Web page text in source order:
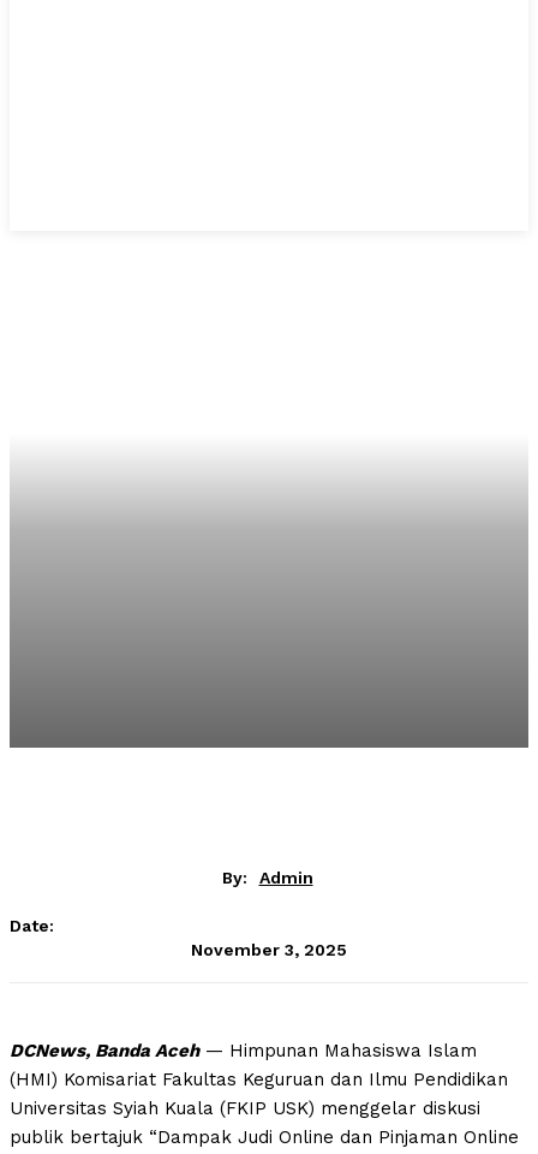
By: Admin
Date:
November 3, 2025
DCNews, Banda Aceh— Himpunan Mahasiswa Islam
(HMI) Komisariat Fakultas Keguruan dan Ilmu Pendidikan
Universitas Syiah Kuala (FKIP USK) menggelar diskusi
publik bertajuk “Dampak Judi Online dan Pinjaman Online